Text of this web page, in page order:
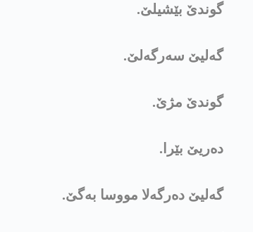
گوندێ بێشیلێ.
گەلیێ سەرگەلێ.
گوندێ مژێ.
دەریێ بێرا.
گەلیێ دەرگەلا مووسا بەگێ.